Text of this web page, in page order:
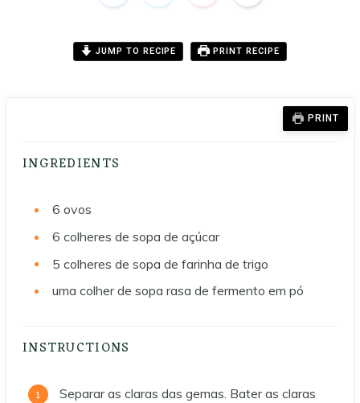
JUMP TO RECIPE PRINT RECIPE
PRINT
INGREDIENTS
6 ovos
6 colheres de sopa de açúcar
5 colheres de sopa de farinha de trigo
uma colher de sopa rasa de fermento em pó
INSTRUCTIONS
Separar as claras das gemas. Bater as claras